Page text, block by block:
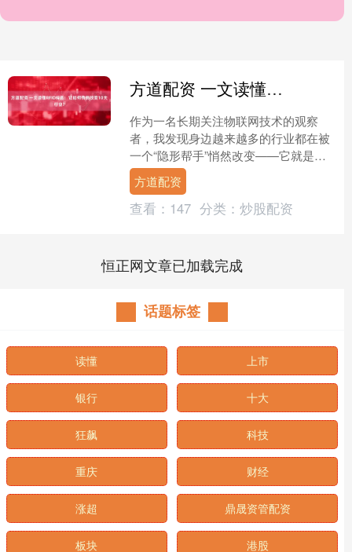
方道配资 一文读懂RFID标签：它如何悄悄改变10大行业？
作为一名长期关注物联网技术的观察
者，我发现身边越来越多的行业都在被
一个“隐形帮手”悄然改变——它就是
RFID标签。从我们每天收的快递，到逛
的商场、图书馆，甚至看....
方道配资
查看： 147 分类： 炒股配资
恒正网文章已加载完成
话题标签
读懂 上市
银行 十大
狂飙 科技
重庆 财经
涨超 鼎晟资管配资
板块 港股